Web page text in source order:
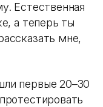
Естественная
а теперь ты
мне,
первые 20–30